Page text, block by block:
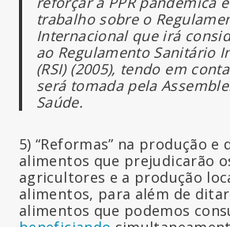
trabalho sobre o
Internacional que irá
ao Regulamento Sanitário
(RSI) (2005), tendo em
será tomada pela
Saúde.
5) “Reformas” na produção
alimentos que prejudicarão
agricultores e a produção
alimentos, para além de
alimentos que podemos